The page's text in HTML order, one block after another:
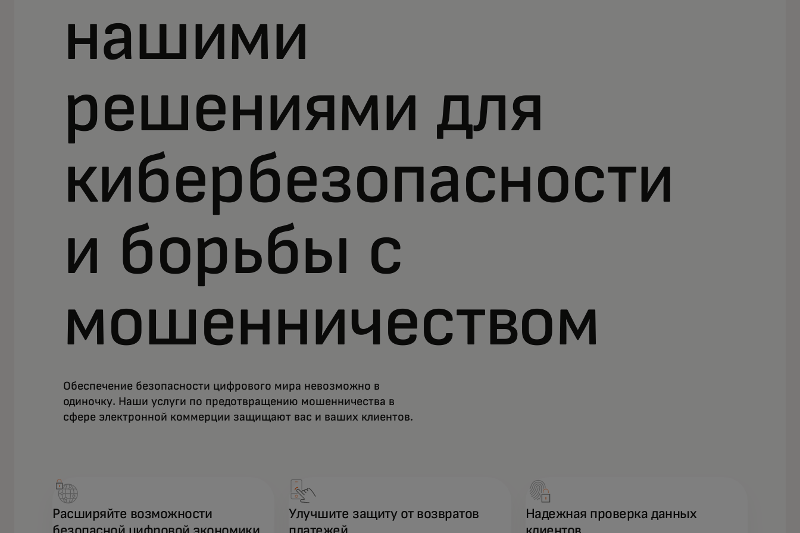
нашими
решениями для
кибербезопасности
и борьбы с
мошенничеством
Обеспечение безопасности цифрового мира невозможно в
одиночку. Наши услуги по предотвращению мошенничества в
сфере электронной коммерции защищают вас и ваших клиентов.
Расширяйте возможности
Улучшите защиту от возвратов
Надежная проверка данных